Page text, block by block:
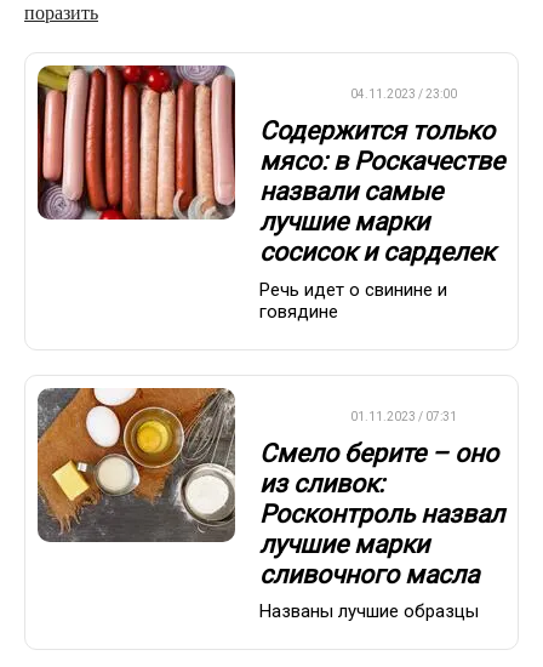
поразить
04.11.2023 / 23:00
Содержится только
мясо: в Роскачестве
назвали самые
лучшие марки
сосисок и сарделек
Речь идет о свинине и
говядине
01.11.2023 / 07:31
Смело берите – оно
из сливок:
Росконтроль назвал
лучшие марки
сливочного масла
Названы лучшие образцы